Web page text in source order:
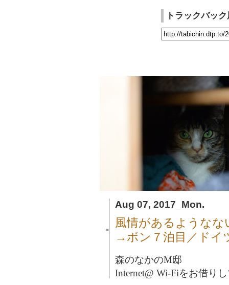
トラックバッ
Aug 07, 2017_Mon.
■
風情があるような
→ボン７泊目／ドイ
森のなかのM邸
Internet@ Wi-Fiをお借り